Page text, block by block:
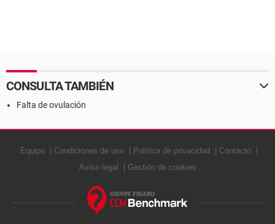
CONSULTA TAMBIÉN
Falta de ovulación
Equipo Condiciones de uso Política de privacidad
Contacto
Aviso legal
Gestión de cookies